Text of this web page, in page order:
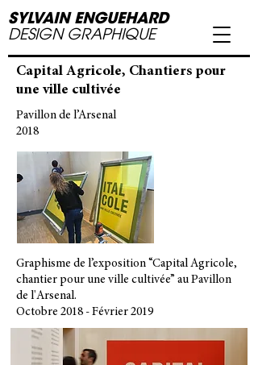
DESIGN GRAPHIQUE
SYLVAIN ENGUEHARD
Capital Agricole, Chantiers pour
une ville cultivée
Pavillon de l’Arsenal
2018
Graphisme de l’exposition “Capital Agricole,
chantier pour une ville cultivée” au Pavillon
de l'Arsenal.
Octobre 2018 - Février 2019